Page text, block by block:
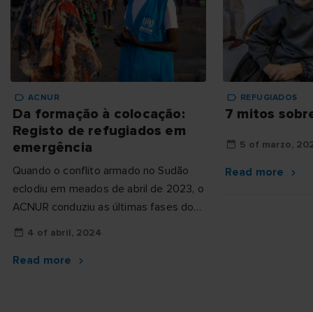
ACNUR
Da formação à colocação:
Registo de refugiados em
emergência
Quando o conflito armado no Sudão
eclodiu em meados de abril de 2023, o
ACNUR conduziu as últimas fases do
seu Programa de Aprendizagem de
4 of abril, 2024
Read more
REFUGIADOS
7 mitos
5 of marzo,
Read more